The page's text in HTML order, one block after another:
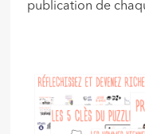
publication de